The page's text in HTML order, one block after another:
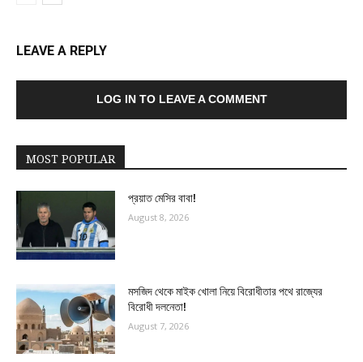
LEAVE A REPLY
LOG IN TO LEAVE A COMMENT
MOST POPULAR
প্রয়াত মেসির বাবা!
August 8, 2026
মসজিদ থেকে মাইক খোলা নিয়ে বিরোধীতার পথে রাজ্যের
বিরোধী দলনেতা!
August 7, 2026